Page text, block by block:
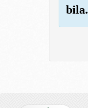
bila.